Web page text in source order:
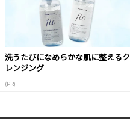
洗うたびになめらかな肌に整えるク
レンジング
(PR)